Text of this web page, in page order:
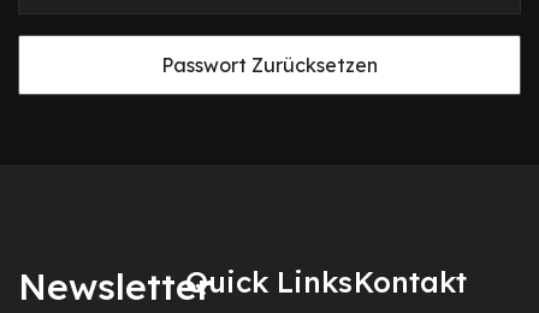
Passwort Zurücksetzen
NewsletterQuick LinksKontakt